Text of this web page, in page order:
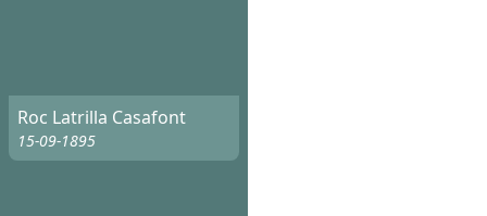
Roc Latrilla Casafont
15-09-1895